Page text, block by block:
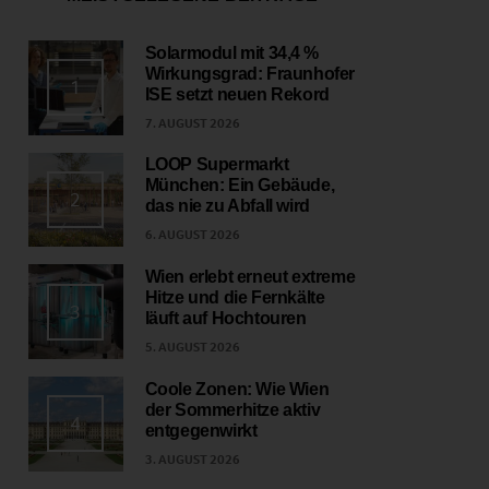
1
Solarmodul mit 34,4 %
Wirkungsgrad: Fraunhofer
ISE setzt neuen Rekord
7. AUGUST 2026
2
LOOP Supermarkt
München: Ein Gebäude,
das nie zu Abfall wird
6. AUGUST 2026
3
Wien erlebt erneut extreme
Hitze und die Fernkälte
läuft auf Hochtouren
5. AUGUST 2026
4
Coole Zonen: Wie Wien
der Sommerhitze aktiv
entgegenwirkt
3. AUGUST 2026